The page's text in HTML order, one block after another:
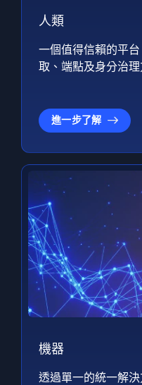
人類
一個值得信賴的平
取、端點及身分治理
進一步了解
機器
透過單一的統一解